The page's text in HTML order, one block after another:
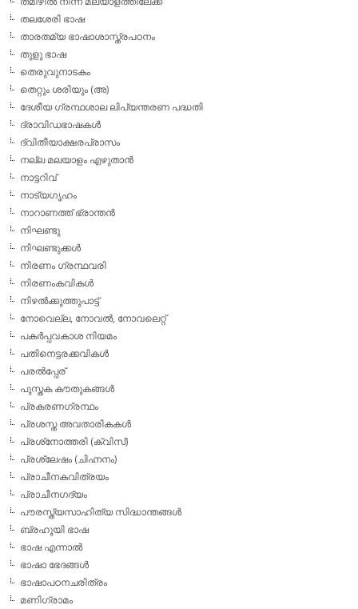
തലശേരി ഭാഷ
താരതമ്യ ഭാഷാശാസ്ത്രപഠനം
തുളു ഭാഷ
തെരുവുനാടകം
തെറ്റും ശരിയും (അ)
ദേശീയ ഗ്രന്ഥശാല ലിപ്യന്തരണ പദ്ധതി
ദ്രാവിഡഭാഷകള്‍
ദ്വിതീയാക്ഷരപ്രാസം
നല്ല മലയാളം എഴുതാന്‍
നാട്ടറിവ്
നാട്യഗൃഹം
നാറാണത്ത് ഭ്രാന്തന്‍
നിഘണ്ടു
നിഘണ്ടുക്കള്‍
നിരണം ഗ്രന്ഥവരി
നിരണംകവികള്‍
നിഴല്‍ക്കുത്തുപാട്ട്
നോവെല്ല, നോവല്‍, നോവലെറ്റ്
പകര്‍പ്പവകാശ നിയമം
പതിനെട്ടരക്കവികള്‍
പരല്‍പ്പേര്
പുസ്തക കൗതുകങ്ങള്‍
പ്രകരണഗ്രന്ഥം
പ്രശസ്ത അവതാരികകള്‍
പ്രശ്‌നോത്തരി (ക്വിസ്)
പ്രശ്ലേഷം (ചിഹ്നനം)
പ്രാചീനകവിത്രയം
പ്രാചീനഗദ്യം
പൗരസ്ത്യസാഹിത്യ സിദ്ധാന്തങ്ങള്‍
ബ്രഹൂയി ഭാഷ
ഭാഷ എന്നാല്‍
ഭാഷാ ഭേദങ്ങള്‍
ഭാഷാപഠനചരിത്രം
മണിഗ്രാമം